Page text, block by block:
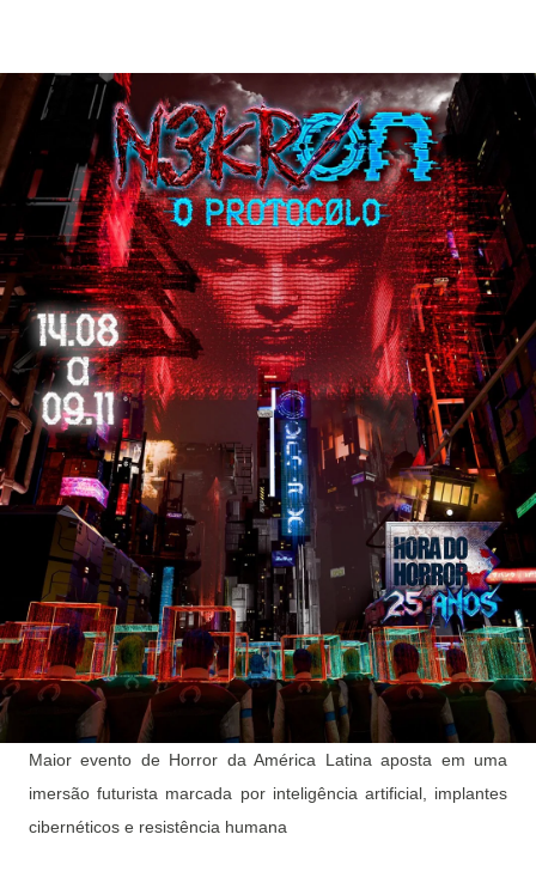
Maior evento de Horror da América Latina aposta em uma
imersão futurista marcada por inteligência artificial, implantes
cibernéticos e resistência humana